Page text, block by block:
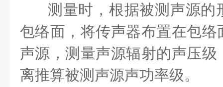
测量时，根据被测声源的
包络面，将传声器布置在包
声源，测量声源辐射的声压
离推算被测声源声功率级。